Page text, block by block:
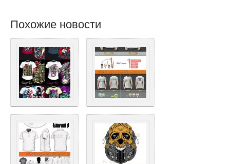
Похожие новости